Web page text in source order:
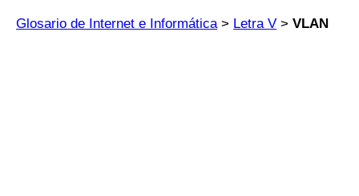
Glosario de Internet e Informática> Letra V >VLAN